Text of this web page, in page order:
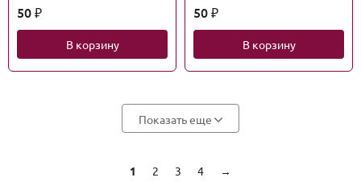
50 ₽
В корзину
50 ₽
В корзину
Показать еще
1 2 3 4 →